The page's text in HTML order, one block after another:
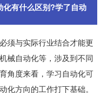
化有什么区别?学了自动
须与实际行业结合才能更
械自动化等，涉及到不同
角度来看，学习自动化可
化方向的工作打下基础。